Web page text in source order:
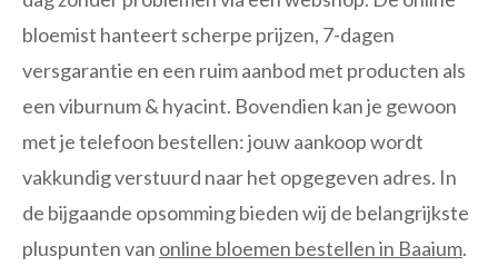
bloemist hanteert scherpe prijzen, 7-dagen
versgarantie en een ruim aanbod met producten als
een viburnum & hyacint. Bovendien kan je gewoon
met je telefoon bestellen: jouw aankoop wordt
vakkundig verstuurd naar het opgegeven adres. In
de bijgaande opsomming bieden wij de belangrijkste
pluspunten van online bloemen bestellen in Baaium.